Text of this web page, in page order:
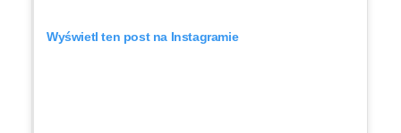
Wyświetl ten post na Instagramie